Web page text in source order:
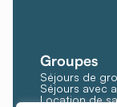
Groupes
Séjours de
Séjours avec
Location de